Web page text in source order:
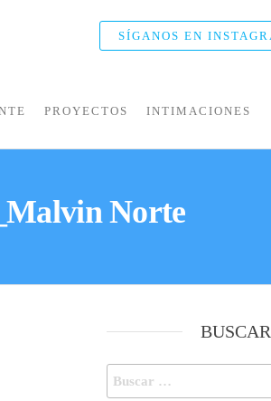
SÍGANOS EN
PROYECTOS INTIMACIONES
Norte
BUSCAR